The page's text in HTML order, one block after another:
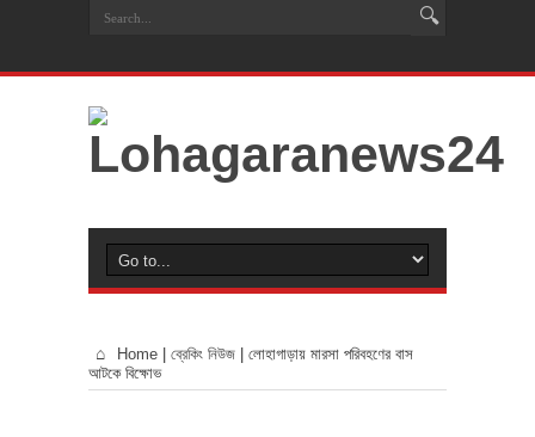
Home ব্রেকিং নিউজ
লোহাগাড়ায় মারসা পরিবহণের বাস
আটকে বিক্ষোভ